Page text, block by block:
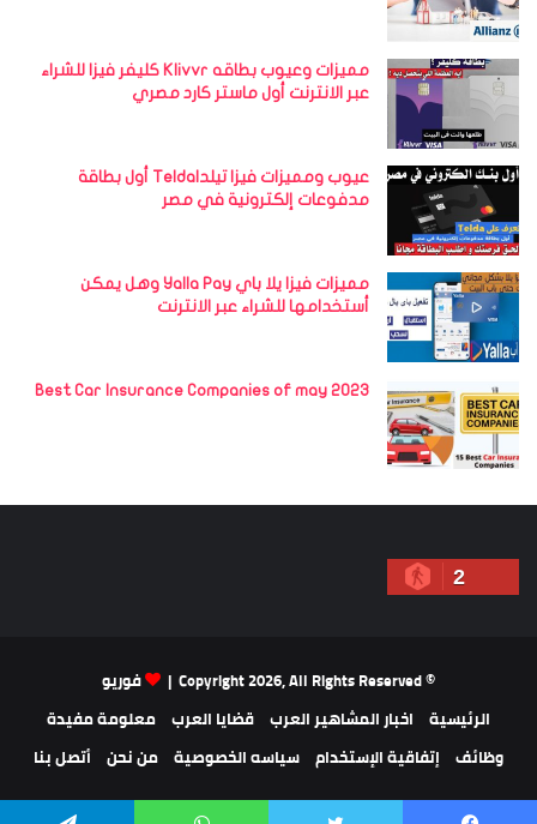
مميزات وعيوب بطاقه Klivvr كليفر فيزا للشراء
عبر الانترنت أول ماستر كارد مصري
عيوب ومميزات فيزا تيلداTelda أول بطاقة
مدفوعات إلكترونية في مصر
مميزات فيزا يلا باي Yalla Pay وهل يمكن
أستخدامها للشراء عبر الانترنت
Best Car Insurance Companies of may 2023
2
© Copyright 2026, All Rights Reserved |
فوريو
الرئيسية اخبار المشاهير العرب قضايا العرب معلومة مفيدة
وظائف إتفاقية الإستخدام سياسه الخصوصية من نحن أتصل بنا